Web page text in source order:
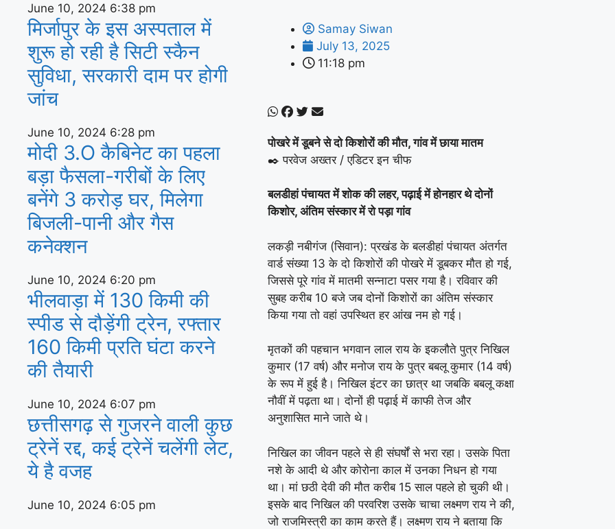
June 10, 2024 6:38 pm
मिर्जापुर के इस अस्पताल में
शुरू हो रही है सिटी स्कैन
सुविधा, सरकारी दाम पर होगी
जांच
June 10, 2024 6:28 pm
मोदी 3.O कैबिनेट का पहला
बड़ा फैसला-गरीबों के ल‍िए
बनेंगे 3 करोड़ घर, म‍िलेगा
बिजली-पानी और गैस
कनेक्‍शन
June 10, 2024 6:20 pm
भीलवाड़ा में 130 किमी की
स्पीड से दौड़ेंगी ट्रेन, रफ्तार
160 किमी प्रति घंटा करने
की तैयारी
June 10, 2024 6:07 pm
छत्तीसगढ़ से गुजरने वाली कुछ
ट्रेनें रद्द, कई ट्रेनें चलेंगी लेट,
ये है वजह
June 10, 2024 6:05 pm
Samay Siwan
July 13, 2025
11:18 pm
पोखरे में डूबने से दो किशोरों की मौत, गांव में छाया मातम
✒️ परवेज अख्तर / एडिटर इन चीफ
बलडीहां पंचायत में शोक की लहर, पढ़ाई में होनहार थे दोनों
किशोर, अंतिम संस्कार में रो पड़ा गांव
लकड़ी नबीगंज (सिवान): प्रखंड के बलडीहां पंचायत अंतर्गत
वार्ड संख्या 13 के दो किशोरों की पोखरे में डूबकर मौत हो गई,
जिससे पूरे गांव में मातमी सन्नाटा पसर गया है। रविवार की
सुबह करीब 10 बजे जब दोनों किशोरों का अंतिम संस्कार
किया गया तो वहां उपस्थित हर आंख नम हो गई।
मृतकों की पहचान भगवान लाल राय के इकलौते पुत्र निखिल
कुमार (17 वर्ष) और मनोज राय के पुत्र बबलू कुमार (14 वर्ष)
के रूप में हुई है। निखिल इंटर का छात्र था जबकि बबलू कक्षा
नौवीं में पढ़ता था। दोनों ही पढ़ाई में काफी तेज और
अनुशासित माने जाते थे।
निखिल का जीवन पहले से ही संघर्षों से भरा रहा। उसके पिता
नशे के आदी थे और कोरोना काल में उनका निधन हो गया
था। मां छठी देवी की मौत करीब 15 साल पहले हो चुकी थी।
इसके बाद निखिल की परवरिश उसके चाचा लक्ष्मण राय ने की,
जो राजमिस्त्री का काम करते हैं। लक्ष्मण राय ने बताया कि